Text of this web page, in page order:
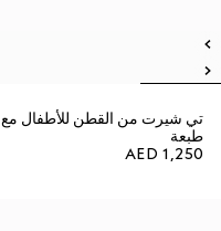
تي شيرت من القطن للأطفال مع
طبعة
AED 1,250